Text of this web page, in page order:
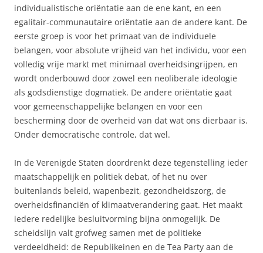
individualistische oriëntatie aan de ene kant, en een
egalitair-communautaire oriëntatie aan de andere kant. De
eerste groep is voor het primaat van de individuele
belangen, voor absolute vrijheid van het individu, voor een
volledig vrije markt met minimaal overheidsingrijpen, en
wordt onderbouwd door zowel een neoliberale ideologie
als godsdienstige dogmatiek. De andere oriëntatie gaat
voor gemeenschappelijke belangen en voor een
bescherming door de overheid van dat wat ons dierbaar is.
Onder democratische controle, dat wel.
In de Verenigde Staten doordrenkt deze tegenstelling ieder
maatschappelijk en politiek debat, of het nu over
buitenlands beleid, wapenbezit, gezondheidszorg, de
overheidsfinanciën of klimaatverandering gaat. Het maakt
iedere redelijke besluitvorming bijna onmogelijk. De
scheidslijn valt grofweg samen met de politieke
verdeeldheid: de Republikeinen en de Tea Party aan de